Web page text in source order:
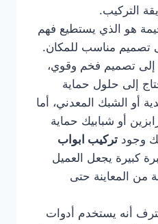
التركيب.
هو الذي يستطيع فهم
تصميم مناسب للمكان.
إلى تصميم فخم وقوي،
إلى حلول حماية
أو الشبك المعدني، أما
أو شبابيك حماية
وجود تركيب ابواب
كبيرة يجعل العميل
من المعاينة حتى
أنه يستخدم أدوات